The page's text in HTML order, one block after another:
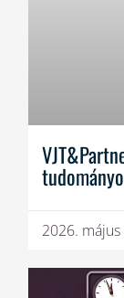
2026. május